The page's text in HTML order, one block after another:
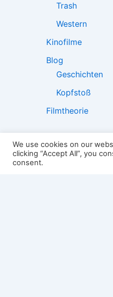
Trash
Western
Kinofilme
Blog
Geschichten
Kopfstoß
Filmtheorie
2501:
We use cookies on our
clicking “Accept All”, you
consent.